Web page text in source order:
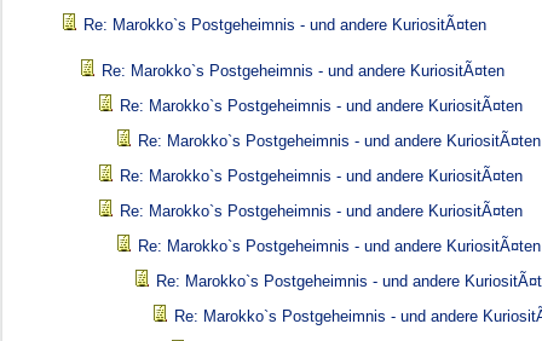
Re: Marokko`s Postgeheimnis - und andere KuriositÃ¤ten
Re: Marokko`s Postgeheimnis - und andere KuriositÃ¤ten
Re: Marokko`s Postgeheimnis - und andere KuriositÃ¤ten
Re: Marokko`s Postgeheimnis - und andere KuriositÃ¤ten
Re: Marokko`s Postgeheimnis - und andere KuriositÃ¤ten
Re: Marokko`s Postgeheimnis - und andere KuriositÃ¤ten
Re: Marokko`s Postgeheimnis - und andere KuriositÃ¤ten
Re: Marokko`s Postgeheimnis - und andere
Re: Marokko`s Postgeheimnis - und andere